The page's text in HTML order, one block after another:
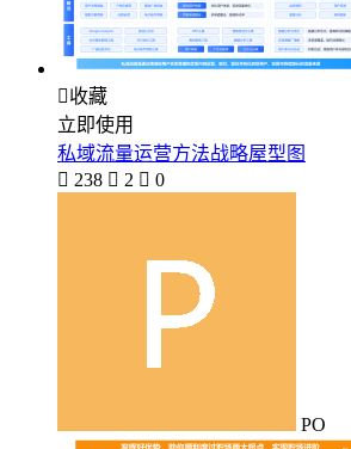
收藏
立即使用
私域流量运营方法战略屋型图
 238  2  0
PO